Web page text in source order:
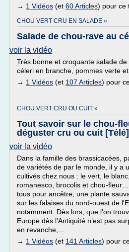
→ 1 Vidéos (et 60 Articles) pour ce
CHOU VERT CRU EN SALADE »
Salade de chou-rave au
voir la vidéo
Très bonne et croquante salade
céleri en branche, pommes verte
→ 1 Vidéos (et 107 Articles) pour
CHOU VERT CRU OU CUIT »
Tout savoir sur le chou-
déguster cru ou cuit [Télé]
voir la vidéo
Dans la famille des brassicacées,
de variétés de par le monde, il y a
cultivés chez nous : le vert, le
romanesco, brocolis et chou-
tous pour ancêtre, une plante
sur les falaises du nord-ouest de
notamment. Dès lors, que l'on
Europe dès l’Antiquité n’est pas
en revanche,...
→ 1 Vidéos (et 141 Articles) pour